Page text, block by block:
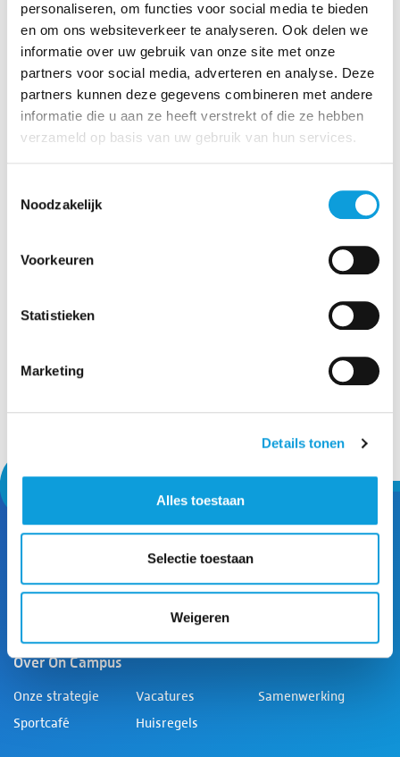
personaliseren, om functies voor social media te bieden
en om ons websiteverkeer te analyseren. Ook delen we
informatie over uw gebruik van onze site met onze
partners voor social media, adverteren en analyse. Deze
partners kunnen deze gegevens combineren met andere
informatie die u aan ze heeft verstrekt of die ze hebben
verzameld op basis van uw gebruik van hun services.
Noodzakelijk
Voorkeuren
Statistieken
Marketing
Details tonen
Alles toestaan
Selectie toestaan
Weigeren
De oorzaak is een constructief probleem, waardoor tegels
rondom de baden soms loskomen. Om de veiligheid en
kwaliteit van het zwembadcomplex te waarborgen, moeten alle
tegelvloeren worden vervangen.
De werkzaamheden vinden gefaseerd plaats tussen eind mei
2026 en februari 2027. In deze periode is steeds één bad
zwemmen. Waar nodig passen we roosters aan of verplaatsen
we activiteiten naar andere baden.
Omdat de werkzaamheden langere tijd duren, blijf je via een
projectpagina op deze website op de hoogte van de laatste
vragen.
vragen
Disclaimer
Over On Campus
Onze strategie Vacatures
Samenwerking
Sportcafé
Huisregels